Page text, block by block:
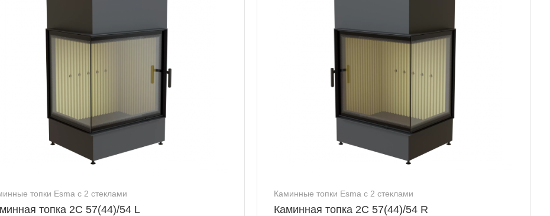
топки Esma с 2 стеклами
топка 2С 57(44)/54 L
Каминные топки Esma с 2 стеклами
Каминная топка 2С 57(44)/54 R